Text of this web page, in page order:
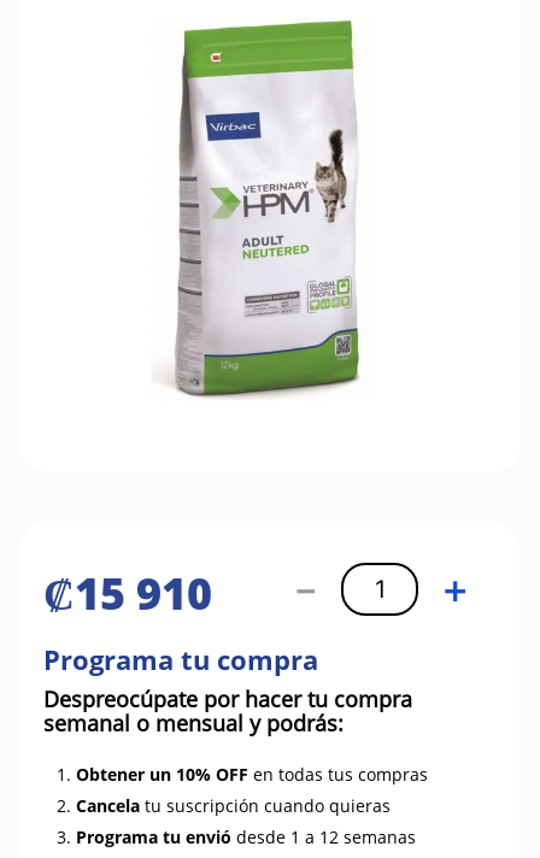
₡15 910 ＋
－
Programa tu compra
Despreocúpate por hacer tu compra
semanal o mensual y podrás:
1. Obtener un 10% OFF en todas tus compras
2. Cancela tu suscripción cuando quieras
3. Programa tu envió desde 1 a 12 semanas